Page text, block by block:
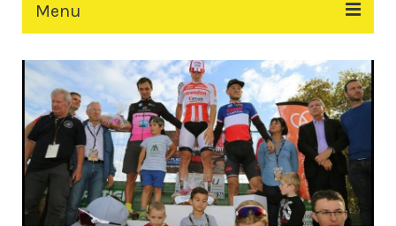
Menu
Accueil
Le Club
Contacts
Histoire
1950 à 1969